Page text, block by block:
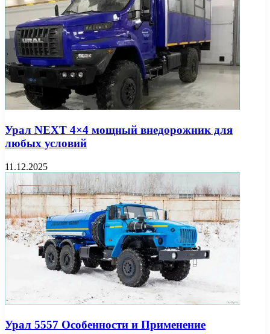
Урал NEXT 4×4 мощный внедорожник для
любых условий
11.12.2025
Урал 5557 Особенности и Применение